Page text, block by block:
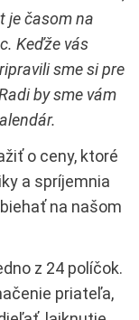
je časom na
Keďže vás
sme si pre
by sme vám
o ceny, ktoré
a spríjemnia
na našom
z 24 políčok.
priateľa,